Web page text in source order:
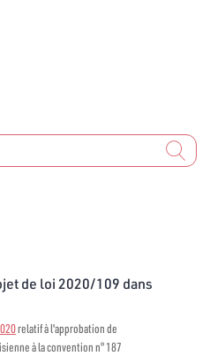
de loi 2020/109 dans
relatif à l'approbation de
à la convention n° 187